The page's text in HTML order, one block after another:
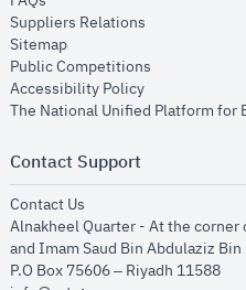
Suppliers Relations
Sitemapopens in new window
Public Competitions
Accessibility Policyopens in new
The National Unified Platform for
Contact Support
Contact Us
Alnakheel Quarter - At the corner
and Imam Saud Bin Abdulaziz Bin
P.O Box 75606 – Riyadh 11588